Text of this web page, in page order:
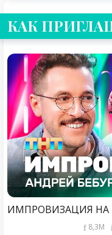
КАК
ИМПРОВИЗАЦИЯ НА
8,3M